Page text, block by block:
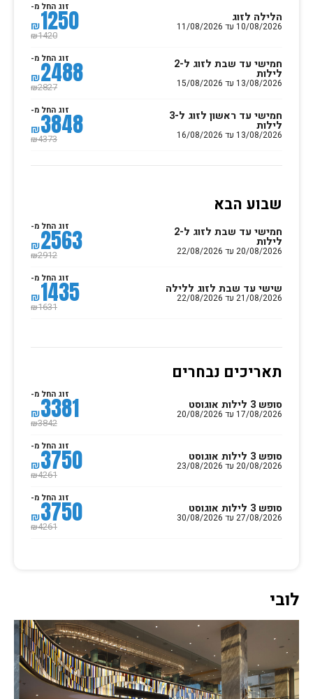
הלילה לזוג
10/08/2026 עד 11/08/2026
זוג החל מ-
₪1250
₪1420
חמישי עד שבת לזוג ל-2
לילות
13/08/2026 עד 15/08/2026
זוג החל מ-
₪2488
₪2827
חמישי עד ראשון לזוג ל-3
לילות
13/08/2026 עד 16/08/2026
זוג החל מ-
₪3848
₪4373
שבוע הבא
חמישי עד שבת לזוג ל-2
לילות
20/08/2026 עד 22/08/2026
זוג החל מ-
₪2563
₪2912
שישי עד שבת לזוג ללילה
21/08/2026 עד 22/08/2026
זוג החל מ-
₪1435
₪1631
תאריכים נבחרים
סופש 3 לילות אוגוסט
17/08/2026 עד 20/08/2026
זוג החל מ-
₪3381
₪3842
סופש 3 לילות אוגוסט
20/08/2026 עד 23/08/2026
זוג החל מ-
₪3750
₪4261
סופש 3 לילות אוגוסט
27/08/2026 עד 30/08/2026
זוג החל מ-
₪3750
₪4261
לובי